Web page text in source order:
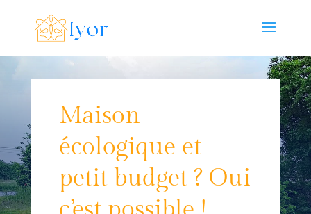
Maison
écologique et
petit budget ? Oui